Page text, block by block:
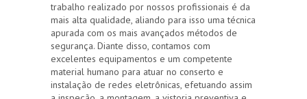
trabalho realizado por nossos profissionais é da
mais alta qualidade, aliando para isso uma técnica
apurada com os mais avançados métodos de
segurança. Diante disso, contamos com
excelentes equipamentos e um competente
material humano para atuar no conserto e
instalação de redes eletrônicas, efetuando assim